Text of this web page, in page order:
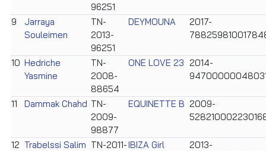
96251
9
Jarraya
Souleimen
TN-
2013-
96251
DEYMOUNA
2017-
10 Hedriche
Yasmine
TN-
2008-
88654
ONE LOVE 23 2014-
11 Dammak Chahd TN-
2009-
98877
EQUINETTE B 2009-
12 Trabelssi Salim TN-2011-IBIZA Girl
2013-